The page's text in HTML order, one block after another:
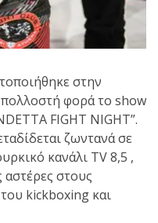
στην
φορά το show
FIGHT NIGHT”.
ζωντανά σε
κανάλι TV 8,5 ,
στους
kickboxing και